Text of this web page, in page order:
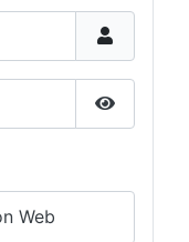
Afficher
Web